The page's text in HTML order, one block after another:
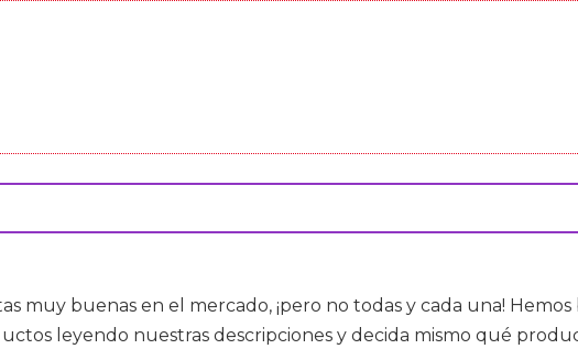
muy buenas en el mercado, ¡pero no todas y cada una!
leyendo nuestras descripciones y decida mismo qué